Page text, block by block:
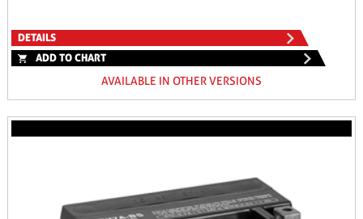
DETAILS
ADD TO CHART
AVAILABLE IN OTHER VERSIONS